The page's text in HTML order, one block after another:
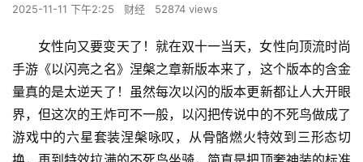
2025-11-11 下午2:25 财经 52874 views
女性向又要变天了！就在双十一当天，女性向顶流时尚
手游《以闪亮之名》涅槃之章新版本来了，这个版本的含金
量真的是太逆天了！虽然每次以闪的版本更新都让人大开眼
界，但这次的王炸可不一般，以闪把传说中的不死鸟做成了
游戏中的六星套装涅槃咏叹，从骨骼燃火特效到三形态切